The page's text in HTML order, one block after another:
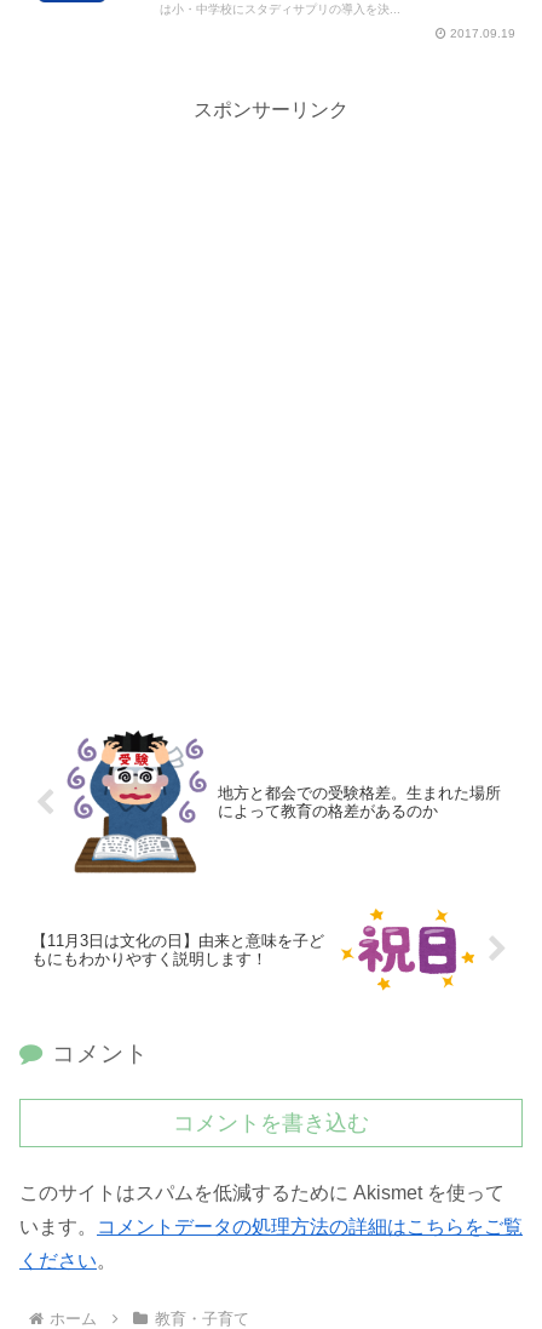
は小・中学校にスタディサプリの導入を決...
2017.09.19
スポンサーリンク
地方と都会での受験格差。生まれた場所
によって教育の格差があるのか
【11月3日は文化の日】由来と意味を子ど
もにもわかりやすく説明します！
コメント
コメントを書き込む
このサイトはスパムを低減するために Akismet を使って
います。
コメントデータの処理方法の詳細はこちらをご覧
ください。
ホーム 教育・子育て